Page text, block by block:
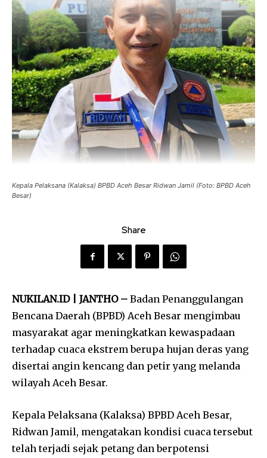
Kepala Pelaksana (Kalaksa) BPBD Aceh Besar Ridwan Jamil (Foto: BPBD Aceh
Besar)
Share
NUKILAN.ID | JANTHO – Badan Penanggulangan
Bencana Daerah (BPBD) Aceh Besar mengimbau
masyarakat agar meningkatkan kewaspadaan
terhadap cuaca ekstrem berupa hujan deras yang
disertai angin kencang dan petir yang melanda
wilayah Aceh Besar.
Kepala Pelaksana (Kalaksa) BPBD Aceh Besar,
Ridwan Jamil, mengatakan kondisi cuaca tersebut
telah terjadi sejak petang dan berpotensi